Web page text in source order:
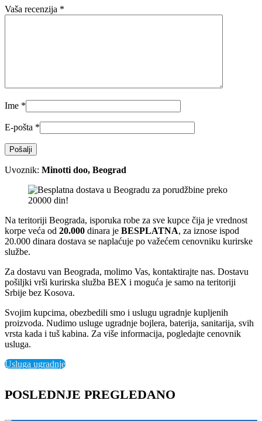
Vaša recenzija *
Ime *
E-pošta *
Uvoznik: Minotti doo, Beograd
Na teritoriji Beograda, isporuka robe za sve kupce čija je vrednost
korpe veća od 20.000 dinara je BESPLATNA, za iznose ispod
20.000 dinara dostava se naplaćuje po važećem cenovniku kurirske
službe.
Za dostavu van Beograda, molimo Vas, kontaktirajte nas. Dostavu
pošiljki vrši kurirska služba BEX i moguća je samo na teritoriji
Srbije bez Kosova.
Svojim kupcima, obezbedili smo i uslugu ugradnje kupljenih
proizvoda. Nudimo usluge ugradnje bojlera, baterija, sanitarija, svih
vrsta kada i tuš kabina. Za više informacija, pogledajte cenovnik
usluga.
Usluga ugradnje
POSLEDNJE PREGLEDANO